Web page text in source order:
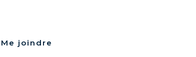
Me joindre